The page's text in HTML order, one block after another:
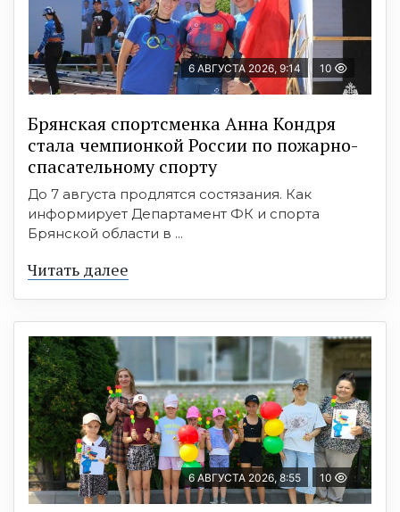
6 АВГУСТА 2026, 9:14 10
Брянская спортсменка Анна Кондря
стала чемпионкой России по пожарно-
спасательному спорту
До 7 августа продлятся состязания. Как
информирует Департамент ФК и спорта
Брянской области в ...
Читать далее
6 АВГУСТА 2026, 8:55 10